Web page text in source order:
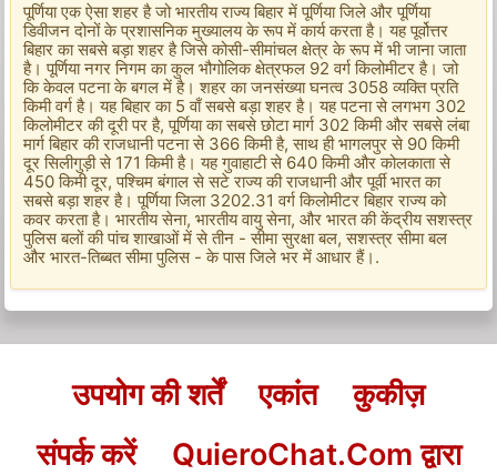
पूर्णिया एक ऐसा शहर है जो भारतीय राज्य बिहार में पूर्णिया जिले और पूर्णिया
डिवीजन दोनों के प्रशासनिक मुख्यालय के रूप में कार्य करता है। यह पूर्वोत्तर
बिहार का सबसे बड़ा शहर है जिसे कोसी-सीमांचल क्षेत्र के रूप में भी जाना जाता
है। पूर्णिया नगर निगम का कुल भौगोलिक क्षेत्रफल 92 वर्ग किलोमीटर है। जो
कि केवल पटना के बगल में है। शहर का जनसंख्या घनत्व 3058 व्यक्ति प्रति
किमी वर्ग है। यह बिहार का 5 वाँ सबसे बड़ा शहर है। यह पटना से लगभग 302
किलोमीटर की दूरी पर है, पूर्णिया का सबसे छोटा मार्ग 302 किमी और सबसे लंबा
मार्ग बिहार की राजधानी पटना से 366 किमी है, साथ ही भागलपुर से 90 किमी
दूर सिलीगुड़ी से 171 किमी है। यह गुवाहाटी से 640 किमी और कोलकाता से
450 किमी दूर, पश्चिम बंगाल से सटे राज्य की राजधानी और पूर्वी भारत का
सबसे बड़ा शहर है। पूर्णिया जिला 3202.31 वर्ग किलोमीटर बिहार राज्य को
कवर करता है। भारतीय सेना, भारतीय वायु सेना, और भारत की केंद्रीय सशस्त्र
पुलिस बलों की पांच शाखाओं में से तीन - सीमा सुरक्षा बल, सशस्त्र सीमा बल
और भारत-तिब्बत सीमा पुलिस - के पास जिले भर में आधार हैं।.
उपयोग की शर्तें एकांत
कुकीज़
संपर्क करें
QuieroChat.Com द्वारा